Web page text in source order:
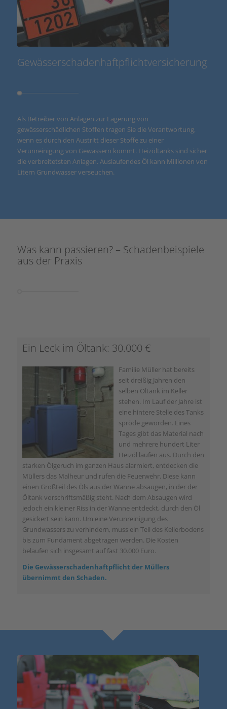
Gewässerschadenhaftpflichtversicherung
Als Betreiber von Anlagen zur Lagerung von
gewässerschädlichen Stoffen tragen Sie die Verantwortung,
wenn es durch den Austritt dieser Stoffe zu einer
Verunreinigung von Gewässern kommt. Heizöltanks sind sicher
die verbreitetsten Anlagen. Auslaufendes Öl kann Millionen von
Litern Grundwasser verseuchen.
Was kann passieren? – Schadenbeispiele
aus der Praxis
Ein Leck im Öltank: 30.000 €
Familie Müller hat bereits
seit dreißig Jahren den
selben Öltank im Keller
stehen. Im Lauf der Jahre ist
eine hintere Stelle des Tanks
spröde geworden. Eines
Tages gibt das Material nach
und mehrere hundert Liter
Heizöl laufen aus. Durch den
starken Ölgeruch im ganzen Haus alarmiert, entdecken die
Müllers das Malheur und rufen die Feuerwehr. Diese kann
einen Großteil des Öls aus der Wanne absaugen, in der der
Öltank vorschriftsmäßig steht. Nach dem Absaugen wird
jedoch ein kleiner Riss in der Wanne entdeckt, durch den Öl
gesickert sein kann. Um eine Verunreinigung des
Grundwassers zu verhindern, muss ein Teil des Kellerbodens
bis zum Fundament abgetragen werden. Die Kosten
belaufen sich insgesamt auf fast 30.000 Euro.
Die Gewässerschadenhaftpflicht der Müllers
übernimmt den Schaden.